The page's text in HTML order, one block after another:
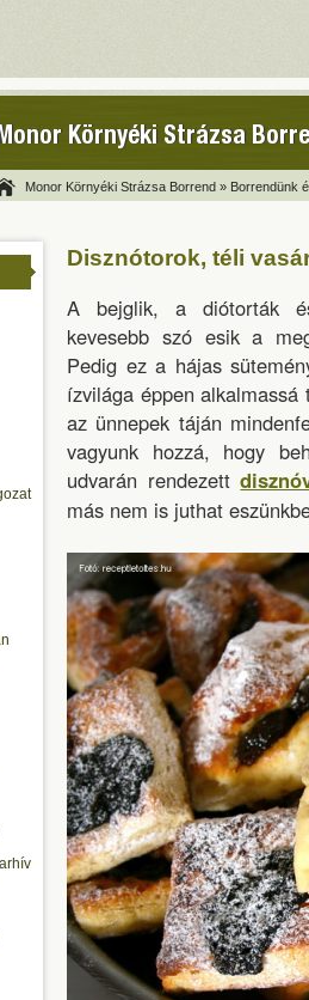
Környéki Strázsa
Monor Környéki Strázsa Borrend » Borrendünk
Disznótorok, téli
A bejglik, a diótorták
kevesebb szó esik a
Pedig ez a hájas
ízvilága éppen
az ünnepek táján
vagyunk hozzá, hogy
udvarán rendezett
más nem is juthat